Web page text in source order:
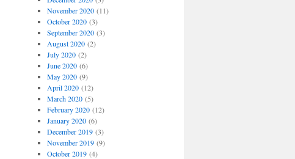
November 2020(11)
October 2020(3)
September 2020(3)
August 2020(2)
July 2020(2)
June 2020(6)
May 2020(9)
April 2020(12)
March 2020(5)
February 2020(12)
January 2020(6)
December 2019(3)
November 2019(9)
October 2019(4)